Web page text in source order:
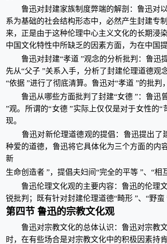
鲁迅对封建家族制度弊端的解剖：鲁迅对
系为基础的社会结构形态中，必然产生封建专
来，正是由于这种伦理中心主义文化的长期浸
中国文化特性中所缺乏的因素方面，为在中国
鲁迅对封建“孝道 ”观念的分析批判：鲁迅
先从“父子 ”关系入手，分析了封建伦理道德观
“依据 ”进行了彻底清算。鲁迅对“孝道 ”的批
鲁迅从哪些方面批判了封建“女德 ”：鲁迅
”观。所谓的“女德 ”实际上仅仅是对于女性的
现。
鲁迅对新伦理道德观的提倡：鲁迅提出了
种爱的道德，鲁迅将它具体化为三个方面的内
新
生命创造者 ”，提倡夫妇间“完全的平等 ”、“相
鲁迅伦理文化观的主要内容：鲁迅的伦理
锐批判；既有针对封建伦理道德“畸形 ”、“野
第四节 鲁迅的宗教文化观
鲁迅对宗教文化的总体认识：鲁迅对宗教
时，在有些场合是对宗教文化中的积极因素持